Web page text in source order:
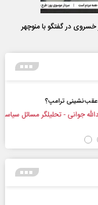
خسروی در گفتگو با منوچهر
مسائل سیاسی